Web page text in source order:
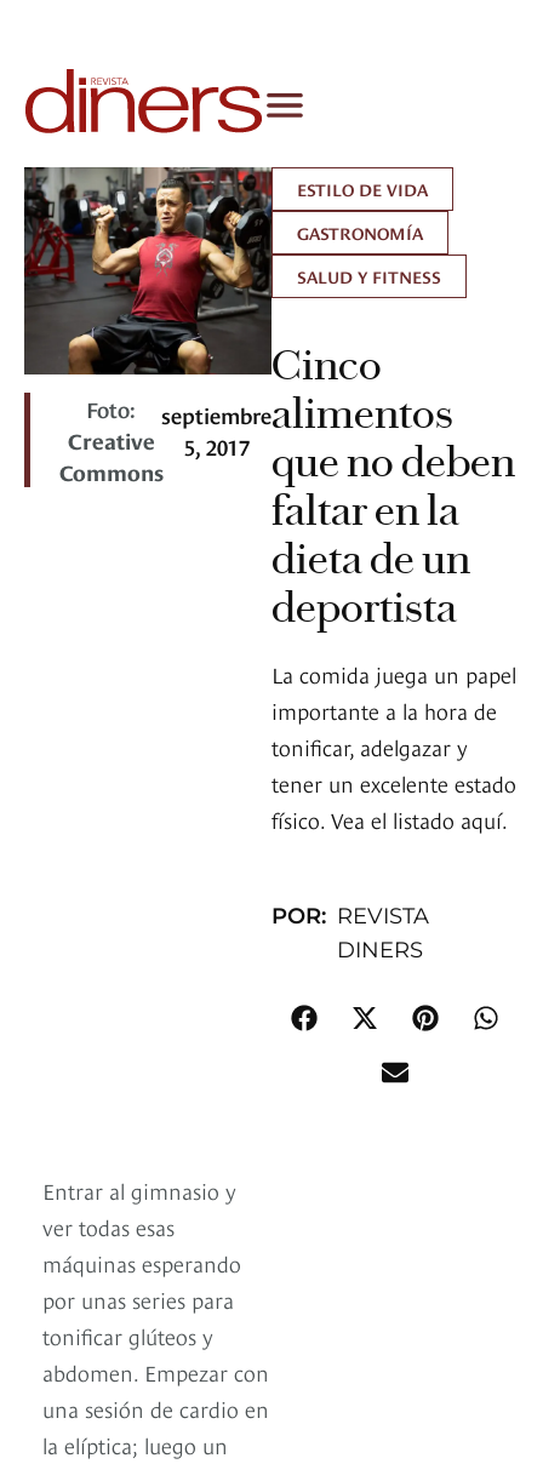
Foto:
Creative
Commons
septiembre
5, 2017
ESTILO DE VIDA
GASTRONOMÍA
SALUD Y FITNESS
Cinco
alimentos
que no deben
faltar en la
dieta de un
deportista
La comida juega un papel
importante a la hora de
tonificar, adelgazar y
tener un excelente estado
físico. Vea el listado aquí.
POR: REVISTA
DINERS
Entrar al gimnasio y
ver todas esas
máquinas esperando
por unas series para
tonificar glúteos y
abdomen. Empezar con
una sesión de cardio en
la elíptica; luego un